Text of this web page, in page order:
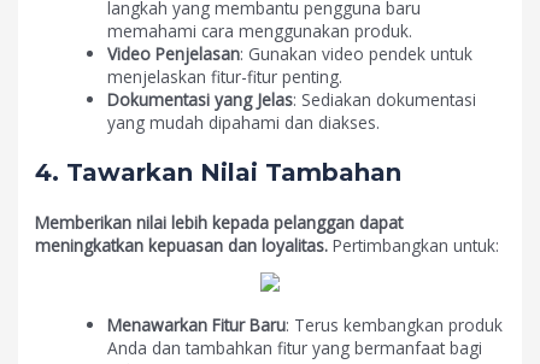
langkah yang membantu pengguna baru
memahami cara menggunakan produk.
Video Penjelasan: Gunakan video pendek untuk
menjelaskan fitur-fitur penting.
Dokumentasi yang Jelas: Sediakan dokumentasi
yang mudah dipahami dan diakses.
4. Tawarkan Nilai Tambahan
Memberikan nilai lebih kepada pelanggan dapat
meningkatkan kepuasan dan loyalitas. Pertimbangkan untuk:
Menawarkan Fitur Baru: Terus kembangkan produk
Anda dan tambahkan fitur yang bermanfaat bagi